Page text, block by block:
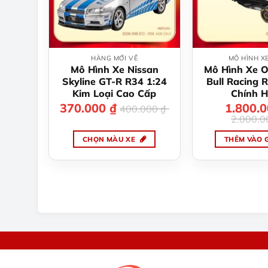
chọn
có
thể
được
chọn
trên
trang
sản
có
HÀNG MỚI VỀ
Mô Hình Xe Nissan
Skyline GT-R R34 1:24
Kim Loại Cao Cấp
400.000₫
Giá
gốc
400.000 ₫.
370.000 ₫Giá
hiện
là:
370.000 ₫.
CHỌN MÀU XE
Các
tùy
MÔ HÌNH
Mô Hình Xe
Bull Racing
Chính
là:
tại
là:
THÊM VÀO